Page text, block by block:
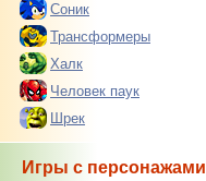
Соник
Трансформеры
Халк
Человек паук
Шрек
Игры с персонажами